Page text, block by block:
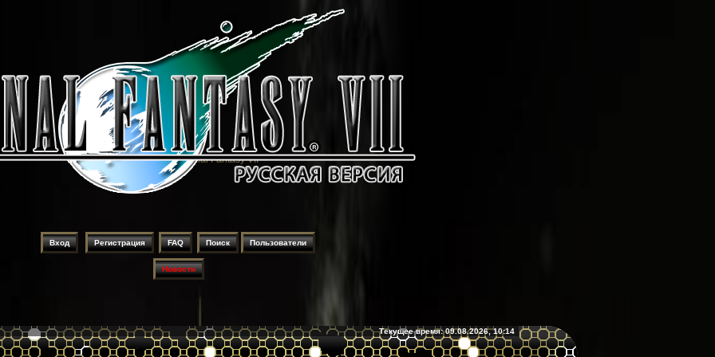
Русификация игры Final Fantasy VII
Вход Регистрация FAQ Поиск Пользователи
Новости
Текущее время: 09.08.2026, 10:14